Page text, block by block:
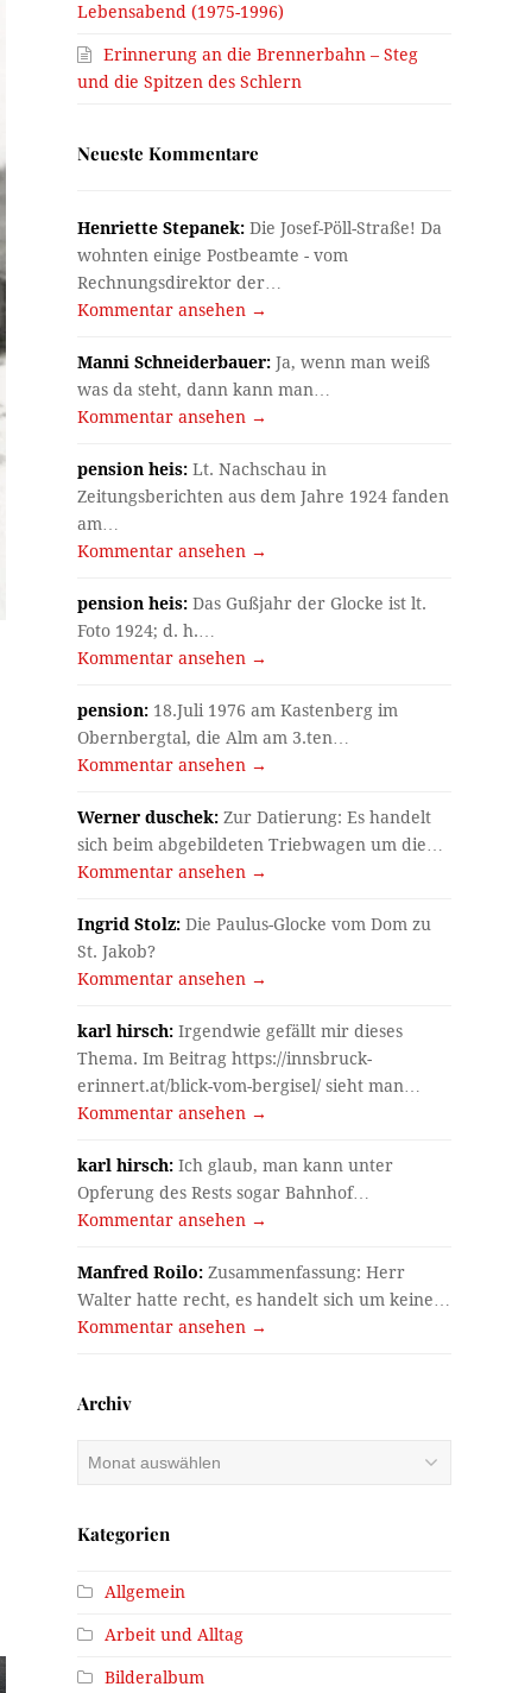
Lebensabend (1975-1996)
Erinnerung an die Brennerbahn – Steg
und die Spitzen des Schlern
Neueste Kommentare
Henriette Stepanek: Die Josef-Pöll-Straße! Da
wohnten einige Postbeamte - vom
Rechnungsdirektor der…
Kommentar ansehen →
Manni Schneiderbauer: Ja, wenn man weiß
was da steht, dann kann man…
Kommentar ansehen →
pension heis: Lt. Nachschau in
Zeitungsberichten aus dem Jahre 1924 fanden
am…
Kommentar ansehen →
pension heis: Das Gußjahr der Glocke ist lt.
Foto 1924; d. h.…
Kommentar ansehen →
pension: 18.Juli 1976 am Kastenberg im
Obernbergtal, die Alm am 3.ten…
Kommentar ansehen →
Werner duschek: Zur Datierung: Es handelt
sich beim abgebildeten Triebwagen um die…
Kommentar ansehen →
Ingrid Stolz: Die Paulus-Glocke vom Dom zu
St. Jakob?
Kommentar ansehen →
karl hirsch: Irgendwie gefällt mir dieses
Thema. Im Beitrag https://innsbruck-
erinnert.at/blick-vom-bergisel/ sieht man…
Kommentar ansehen →
karl hirsch: Ich glaub, man kann unter
Opferung des Rests sogar Bahnhof…
Kommentar ansehen →
Manfred Roilo: Zusammenfassung: Herr
Walter hatte recht, es handelt sich um keine…
Kommentar ansehen →
Archiv
Kategorien
Allgemein
Arbeit und Alltag
Bilderalbum